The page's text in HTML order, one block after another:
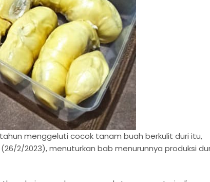
menggeluti cocok tanam buah berkulit duri itu,
2/2023), menuturkan bab menurunnya produksi